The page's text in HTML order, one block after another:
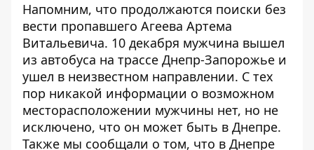
Напомним, что продолжаются поиски без
вести пропавшего Агеева Артема
Витальевича. 10 декабря мужчина вышел
из автобуса на трассе Днепр-Запорожье и
ушел в неизвестном направлении. С тех
пор никакой информации о возможном
месторасположении мужчины нет, но не
исключено, что он может быть в Днепре.
Также мы сообщали о том, что в Днепре